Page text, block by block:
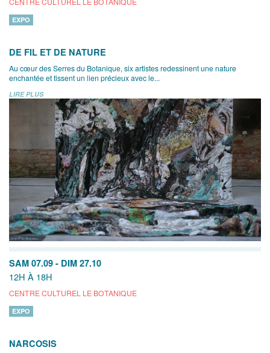
EXPO
DE FIL ET DE NATURE
Au cœur des Serres du Botanique, six artistes redessinent une nature
enchantée et tissent un lien précieux avec le...
LIRE PLUS
SAM 07.09 - DIM 27.10
12H À 18H
CENTRE CULTUREL LE BOTANIQUE
EXPO
NARCOSIS